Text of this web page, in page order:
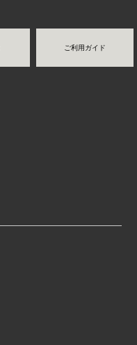
ご利用ガイド